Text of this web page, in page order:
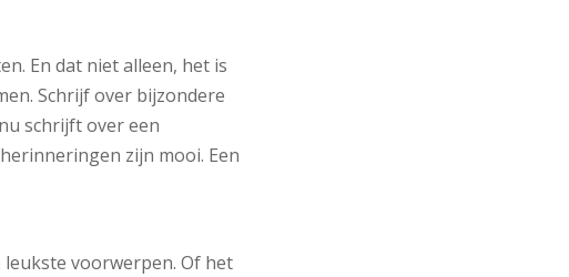
En dat niet alleen, het is
Schrijf over bijzondere
schrijft over een
zijn mooi. Een
voorwerpen. Of het